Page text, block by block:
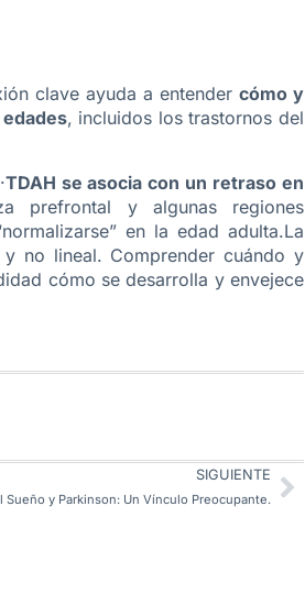
clave ayuda a entender cómo y
, incluidos los trastornos del
TDAH se asocia con un retraso en
prefrontal y algunas regiones
en la edad adulta.La
no lineal. Comprender cuándo y
cómo se desarrolla y envejece
SIGUIENTE
Sueño y Parkinson: Un Vínculo Preocupante.